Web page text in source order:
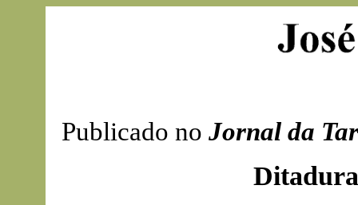
Publicado no Jornal da